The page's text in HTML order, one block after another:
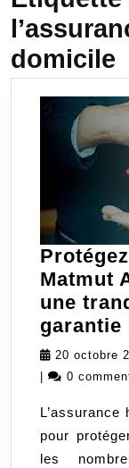
domicile
Matmut
une
garantie
20 octobre
0
pour
les